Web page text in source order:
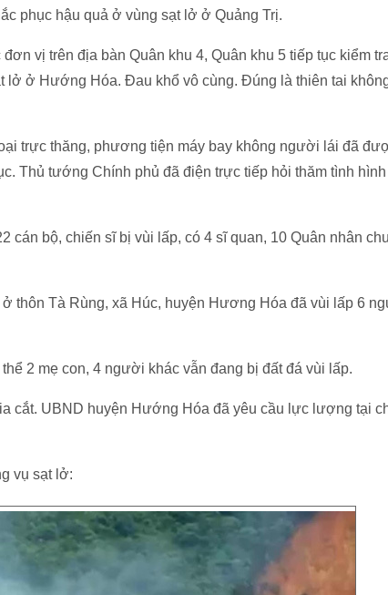
phục hậu quả ở vùng sạt lở ở Quảng Trị.
vị trên địa bàn Quân khu 4, Quân khu 5 tiếp tục kiểm
lở ở Hướng Hóa. Đau khổ vô cùng. Đúng là thiên tai
trực thăng, phương tiện máy bay không người lái đã
Thủ tướng Chính phủ đã điện trực tiếp hỏi thăm tình
cán bộ, chiến sĩ bị vùi lấp, có 4 sĩ quan, 10 Quân nhân
thôn Tà Rùng, xã Húc, huyện Hương Hóa đã vùi lấp 6
2 mẹ con, 4 người khác vẫn đang bị đất đá vùi lấp.
cắt. UBND huyện Hướng Hóa đã yêu cầu lực lượng tại
vụ sạt lở: